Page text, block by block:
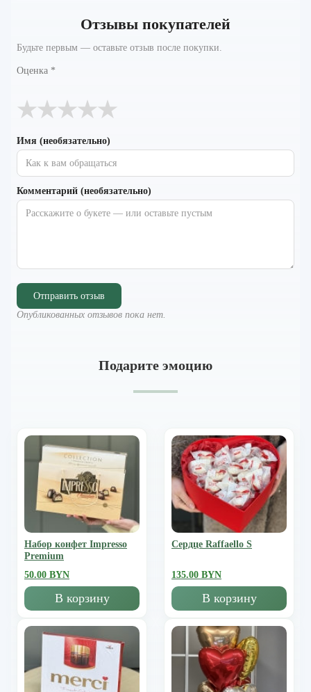
Отзывы покупателей
Будьте первым — оставьте отзыв после покупки.
Оценка *
★
★
★
★
★
Имя (необязательно)
Комментарий (необязательно)
Отправить отзыв
Опубликованных отзывов пока нет.
Подарите эмоцию
Набор конфет Impresso
Premium
50.00 BYN
В корзину
Сердце Raffaello S
135.00 BYN
В корзину